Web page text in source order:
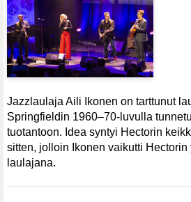
Jazzlaulaja Aili Ikonen on tarttunut
Springfieldin 1960–70-luvulla
tuotantoon. Idea syntyi Hectorin
sitten, jolloin Ikonen vaikutti
laulajana.